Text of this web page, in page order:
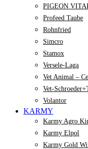
PIGEON
Profeed Taube
Rohnfried
Simcro
Stamox
Versele-Laga
Vet Animal –
Vet-
Volantor
KARMY
Karmy Agro
Karmy Elpol
Karmy Gold